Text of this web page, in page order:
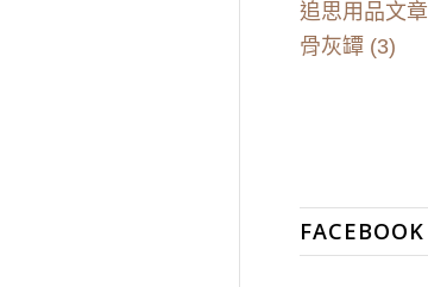
追思用品文章
骨灰罈(3)
FACEBOOK